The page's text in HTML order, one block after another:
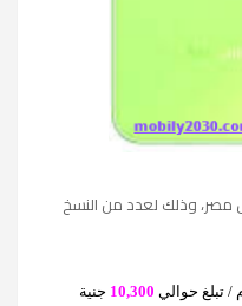
مصر، وذلك لعدد من النسخ
10,300 جنية